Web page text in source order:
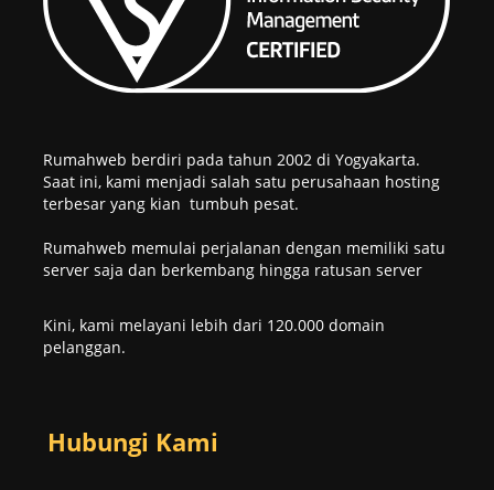
Rumahweb berdiri pada tahun 2002 di Yogyakarta.
Saat ini, kami menjadi salah satu perusahaan hosting
terbesar yang kian tumbuh pesat.
Rumahweb memulai perjalanan dengan memiliki satu
server saja dan berkembang hingga ratusan server
Kini, kami melayani lebih dari 120.000 domain
pelanggan.
Hubungi Kami